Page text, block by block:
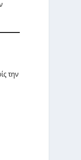
την